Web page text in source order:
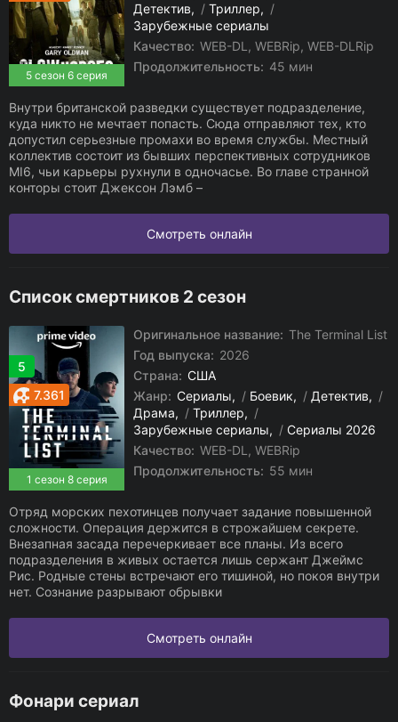
5 сезон 6 серия
Детектив
/ Триллер
/
Зарубежные сериалы
Качество: WEB-DL, WEBRip, WEB-DLRip
Продолжительность: 45 мин
Внутри британской разведки существует подразделение,
куда никто не мечтает попасть. Сюда отправляют тех, кто
допустил серьезные промахи во время службы. Местный
коллектив состоит из бывших перспективных сотрудников
MI6, чьи карьеры рухнули в одночасье. Во главе странной
конторы стоит Джексон Лэмб –
Смотреть онлайн
Список смертников 2 сезон
5
1 сезон 8 серия
7.361
Оригинальное название: The Terminal List
Год выпуска: 2026
Страна: США
Жанр: Сериалы / Боевик / Детектив
/
Драма
/ Триллер
/
Зарубежные сериалы
/ Сериалы 2026
Качество: WEB-DL, WEBRip
Продолжительность: 55 мин
Отряд морских пехотинцев получает задание повышенной
сложности. Операция держится в строжайшем секрете.
Внезапная засада перечеркивает все планы. Из всего
подразделения в живых остается лишь сержант Джеймс
Рис. Родные стены встречают его тишиной, но покоя внутри
нет. Сознание разрывают обрывки
Смотреть онлайн
Фонари сериал